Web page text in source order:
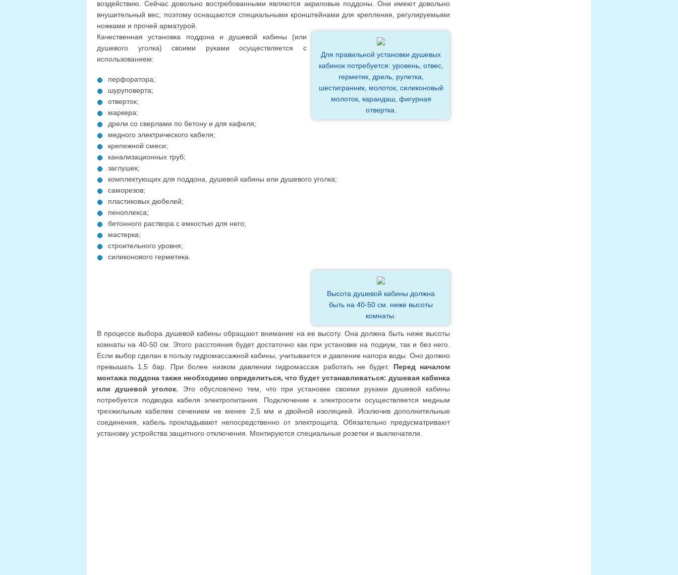
воздействию. Сейчас довольно востребованными являются акриловые поддоны. Они имеют довольно
внушительный вес, поэтому оснащаются специальными кронштейнами для крепления, регулируемыми
ножками и прочей арматурой.
Для правильной установки душевых
кабинок потребуется: уровень, отвес,
герметик, дрель, рулетка,
шестигранник, молоток, силиконовый
молоток, карандаш, фигурная
отвертка.
Качественная установка поддона и душевой кабины (или
душевого уголка) своими руками осуществляется с
использованием:
перфоратора;
шуруповерта;
отверток;
маркера;
дрели со сверлами по бетону и для кафеля;
медного электрического кабеля;
крепежной смеси;
канализационных труб;
заглушек;
комплектующих для поддона, душевой кабины или душевого уголка;
саморезов;
пластиковых дюбелей;
пеноплекса;
бетонного раствора с емкостью для него;
мастерка;
строительного уровня;
силиконового герметика.
Высота душевой кабины должна
быть на 40-50 см. ниже высоты
комнаты.
В процессе выбора душевой кабины обращают внимание на ее высоту. Она должна быть ниже высоты
комнаты на 40-50 см. Этого расстояния будет достаточно как при установке на подиум, так и без него.
Если выбор сделан в пользу гидромассажной кабины, учитывается и давление напора воды. Оно должно
превышать 1,5 бар. При более низком давлении гидромассаж работать не будет. Перед началом
монтажа поддона также необходимо определиться, что будет устанавливаться: душевая кабинка
или душевой уголок. Это обусловлено тем, что при установке своими руками душевой кабины
потребуется подводка кабеля электропитания. Подключение к электросети осуществляется медным
трехжильным кабелем сечением не менее 2,5 мм и двойной изоляцией. Исключив дополнительные
соединения, кабель прокладывают непосредственно от электрощита. Обязательно предусматривают
установку устройства защитного отключения. Монтируются специальные розетки и выключатели.